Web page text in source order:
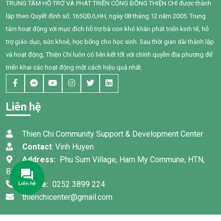
cô giáo, sự kiên trì của gia
đình và nỗ lực không ngừng
của chính Bối, em đã có
những bước tiến đầy tự hào.
trong gia đình cho 95 phụ nữ
tại xã Tân Thành,Hàm Thuận
Nam.
TRUNG TÂM HỖ TRỢ VÀ PHÁT TRIỂN CỘNG ĐỒNG THIỆN CHÍ được thành
lập theo Quyết định số: 165QĐ/LHH, ngày 08 tháng 12 năm 2005. Trung
tâm hoạt động với mục đích hỗ trợ bà con khó khăn phát triển kinh tế, hỗ
trợ giáo dục, sức khoẻ, học bổng cho học sinh. Sau thời gian dài thành lập
và hoạt động, Thiện Chí luôn có liên kết tốt với chính quyền địa phương để
triển khai các hoạt động một cách hiệu quả nhất.
Liên hệ
Thien Chi Community Support & Development Center
Contact: Vinh Huyen
Address: Phu Sum Village, Ham My Commune, HTN,
Binh Thuan
Phone: 0252 3899 224
thienchicenter@gmail.com